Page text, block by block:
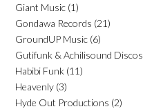
Giant Music (1)
Gondawa Records (21)
GroundUP Music (6)
Gutifunk & Achilisound Discos
Habibi Funk (11)
Heavenly (3)
Hyde Out Productions (2)